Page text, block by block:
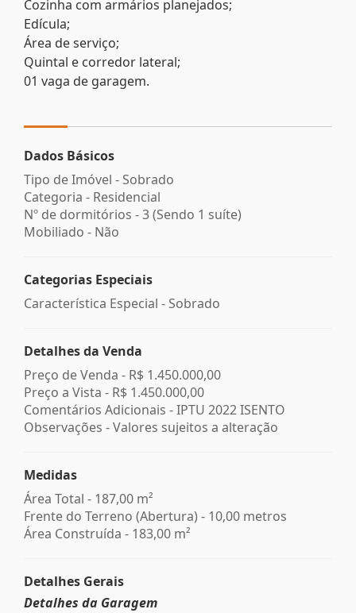
Cozinha com armários planejados;
Edícula;
Área de serviço;
Quintal e corredor lateral;
01 vaga de garagem.
Dados Básicos
Tipo de Imóvel - Sobrado
Categoria - Residencial
Nº de dormitórios - 3 (Sendo 1 suíte)
Mobiliado - Não
Categorias Especiais
Característica Especial - Sobrado
Detalhes da Venda
Preço de Venda - R$ 1.450.000,00
Preço a Vista - R$ 1.450.000,00
Comentários Adicionais - IPTU 2022 ISENTO
Observações - Valores sujeitos a alteração
Medidas
Área Total - 187,00 m²
Frente do Terreno (Abertura) - 10,00 metros
Área Construída - 183,00 m²
Detalhes Gerais
Detalhes da Garagem